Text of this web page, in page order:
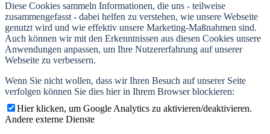
Diese Cookies sammeln Informationen, die uns - teilweise
zusammengefasst - dabei helfen zu verstehen, wie unsere Webseite
genutzt wird und wie effektiv unsere Marketing-Maßnahmen sind.
Auch können wir mit den Erkenntnissen aus diesen Cookies unsere
Anwendungen anpassen, um Ihre Nutzererfahrung auf unserer
Webseite zu verbessern.
Wenn Sie nicht wollen, dass wir Ihren Besuch auf unserer Seite
verfolgen können Sie dies hier in Ihrem Browser blockieren:
Hier klicken, um Google Analytics zu aktivieren/deaktivieren.
Andere externe Dienste